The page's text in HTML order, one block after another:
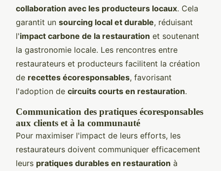
collaboration avec les producteurs locaux. Cela
garantit un sourcing local et durable, réduisant
l'impact carbone de la restauration et soutenant
la gastronomie locale. Les rencontres entre
restaurateurs et producteurs facilitent la création
de recettes écoresponsables, favorisant
l'adoption de circuits courts en restauration.
Communication des pratiques écoresponsables
aux clients et à la communauté
Pour maximiser l'impact de leurs efforts, les
restaurateurs doivent communiquer efficacement
leurs pratiques durables en restauration à